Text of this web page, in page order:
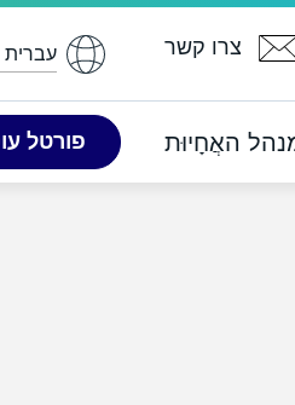
עברית
האֲחָיוּת פורטל